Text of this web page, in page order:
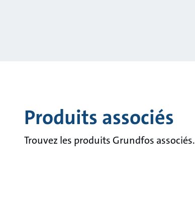
Produits associés
Trouvez les produits Grundfos associés.